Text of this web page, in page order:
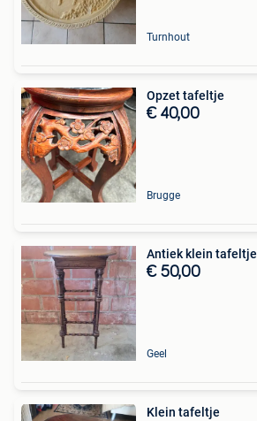
Turnhout
Opzet tafeltje
€ 40,00
Brugge
Antiek klein tafeltje
€ 50,00
Geel
Klein tafeltje